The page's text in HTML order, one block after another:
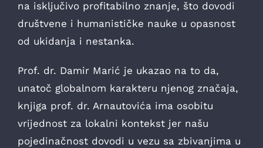
na isključivo profitabilno znanje, što dovodi
društvene i humanističke nauke u opasnost
od ukidanja i nestanka.
Prof. dr. Damir Marić je ukazao na to da,
unatoč globalnom karakteru njenog značaja,
knjiga prof. dr. Arnautovića ima osobitu
vrijednost za lokalni kontekst jer našu
pojedinačnost dovodi u vezu sa zbivanjima u